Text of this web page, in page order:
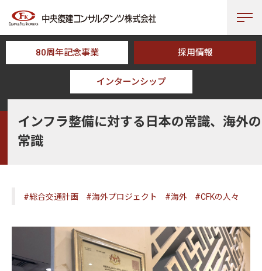
80周年記念事業 採用情報
インターンシップ
インフラ整備に対する日本の常識、海外の常識
インフラ整備に対する日本の常識、海外の
常識
#総合交通計画 #海外プロジェクト #海外 #CFKの人々